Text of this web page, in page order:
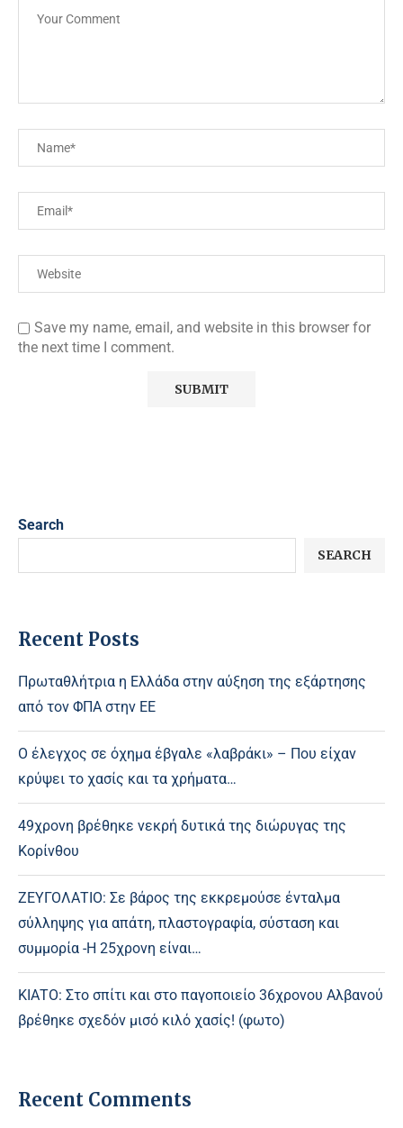
Save my name, email, and website in this browser for
the next time I comment.
Search
SEARCH
Recent Posts
Πρωταθλήτρια η Ελλάδα στην αύξηση της εξάρτησης
από τον ΦΠΑ στην ΕΕ
Ο έλεγχος σε όχημα έβγαλε «λαβράκι» – Που είχαν
κρύψει το χασίς και τα χρήματα…
49χρονη βρέθηκε νεκρή δυτικά της διώρυγας της
Κορίνθου
ΖΕΥΓΟΛΑΤΙΟ: Σε βάρος της εκκρεμούσε ένταλμα
σύλληψης για απάτη, πλαστογραφία, σύσταση και
συμμορία -Η 25χρονη είναι…
ΚΙΑΤΟ: Στο σπίτι και στο παγοποιείο 36χρονου Αλβανού
βρέθηκε σχεδόν μισό κιλό χασίς! (φωτο)
Recent Comments